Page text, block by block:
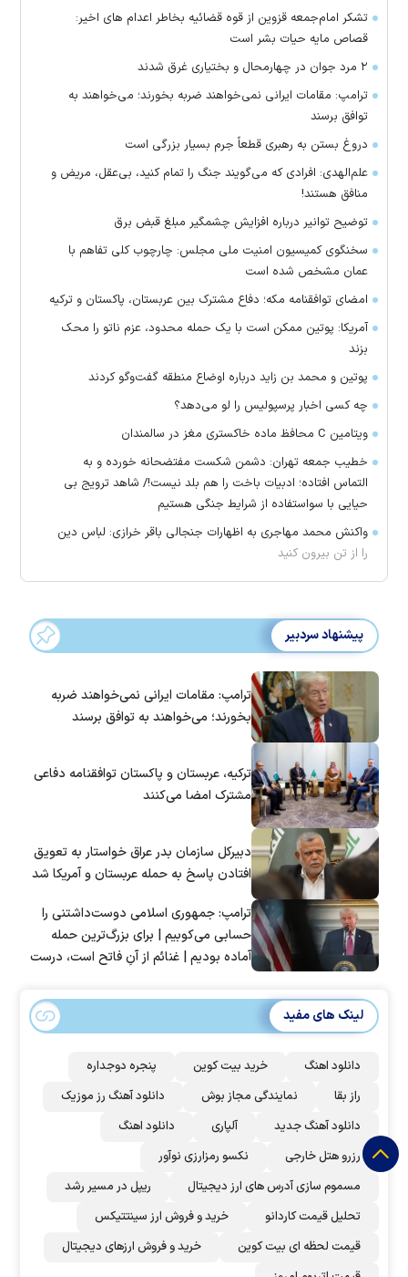
تشکر امام‌جمعه قزوین از قوه قضائیه بخاطر اعدام های اخیر:
قصاص مایه حیات بشر است
۲ مرد جوان در چهارمحال و بختیاری غرق شدند
ترامپ: مقامات ایرانی نمی‌خواهند ضربه بخورند؛ می‌خواهند به
توافق برسند
دروغ بستن به رهبری قطعاً جرم بسیار بزرگی است
علم‌الهدی: افرادی که می‌گویند جنگ را تمام کنید، بی‌عقل، مریض و
منافق هستند!
توضیح توانیر درباره افزایش چشمگیر مبلغ قبض برق
سخنگوی کمیسیون امنیت ملی مجلس: چارچوب کلی تفاهم با
عمان مشخص شده است
امضای توافقنامه مکه؛ دفاع مشترک بین عربستان، پاکستان و ترکیه
آمریکا: پوتین ممکن است با یک حمله محدود، عزم ناتو را محک
بزند
پوتین و محمد بن زاید درباره اوضاع منطقه گفت‌وگو کردند
چه کسی اخبار پرسپولیس را لو می‌دهد؟
ویتامین C محافظ ماده خاکستری مغز در سالمندان
خطیب جمعه تهران: دشمن شکست مفتضحانه خورده و به
التماس افتاده؛ ادبیات باخت را هم بلد نیست!/ شاهد ترویج بی
حیایی با سواستفاده از شرایط جنگی هستیم
واکنش محمد مهاجری به اظهارات جنجالی باقر خرازی: لباس دین
را از تن بیرون کنید
پیشنهاد سردبیر
ترامپ: مقامات ایرانی نمی‌خواهند ضربه
بخورند؛ می‌خواهند به توافق برسند
ترکیه، عربستان و پاکستان توافقنامه دفاعی
مشترک امضا می‌کنند
دبیرکل سازمان بدر عراق خواستار به تعویق
افتادن پاسخ به حمله عربستان و آمریکا شد
ترامپ: جمهوری اسلامی دوست‌داشتنی را
حسابی می‌کوبیم | برای بزرگ‌ترین حمله
آماده بودیم | غنائم از آنِ فاتح است، درست
لینک های مفید
دانلود اهنگ خرید بیت کوین
پنجره دوجداره
راز بقا
نمایندگی مجاز بوش
دانلود آهنگ رز‌ موزیک
دانلود آهنگ جدید
آلپاری
دانلود اهنگ
رزرو هتل خارجی
نکسو رمزارزی نوآور
مسموم سازی آدرس های ارز دیجیتال
ریپل در مسیر رشد
تحلیل قیمت کاردانو
خرید و فروش ارز سینتتیکس
قیمت لحظه ای بیت کوین
خرید و فروش ارزهای دیجیتال